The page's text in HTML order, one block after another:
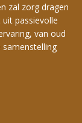
zal zorg dragen
passievolle
van oud
samenstelling